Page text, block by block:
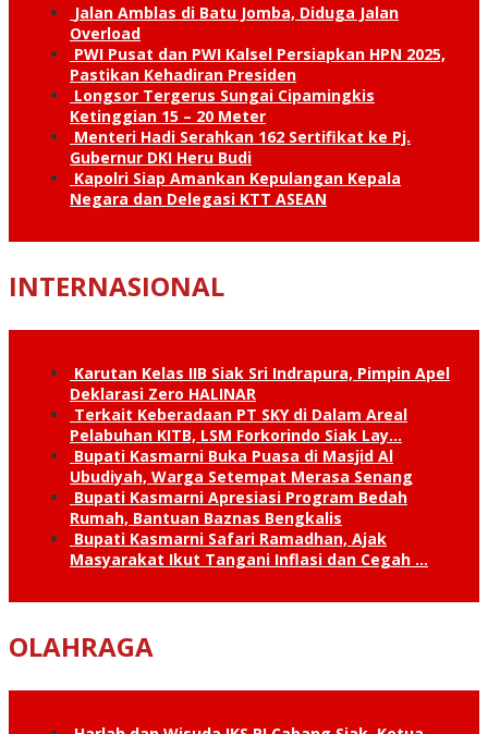
Jalan Amblas di Batu Jomba, Diduga Jalan
Overload
PWI Pusat dan PWI Kalsel Persiapkan HPN 2025,
Pastikan Kehadiran Presiden
Longsor Tergerus Sungai Cipamingkis
Ketinggian 15 – 20 Meter
Menteri Hadi Serahkan 162 Sertifikat ke Pj.
Gubernur DKI Heru Budi
Kapolri Siap Amankan Kepulangan Kepala
Negara dan Delegasi KTT ASEAN
INTERNASIONAL
Karutan Kelas IIB Siak Sri Indrapura, Pimpin Apel
Deklarasi Zero HALINAR
Terkait Keberadaan PT SKY di Dalam Areal
Pelabuhan KITB, LSM Forkorindo Siak Lay…
Bupati Kasmarni Buka Puasa di Masjid Al
Ubudiyah, Warga Setempat Merasa Senang
Bupati Kasmarni Apresiasi Program Bedah
Rumah, Bantuan Baznas Bengkalis
Bupati Kasmarni Safari Ramadhan, Ajak
Masyarakat Ikut Tangani Inflasi dan Cegah …
OLAHRAGA